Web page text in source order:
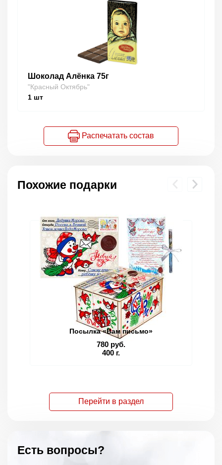
Шоколад Алёнка 75г
"Красный Октябрь"
1 шт
Распечатать состав
Похожие подарки
Посылка «Вам письмо»
780 руб.
400 г.
Перейти в раздел
Есть вопросы?